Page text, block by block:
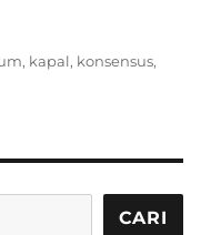
, kapal, konsensus,
CARI